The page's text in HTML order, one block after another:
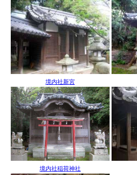
境内社新宮
境内社稲荷神社